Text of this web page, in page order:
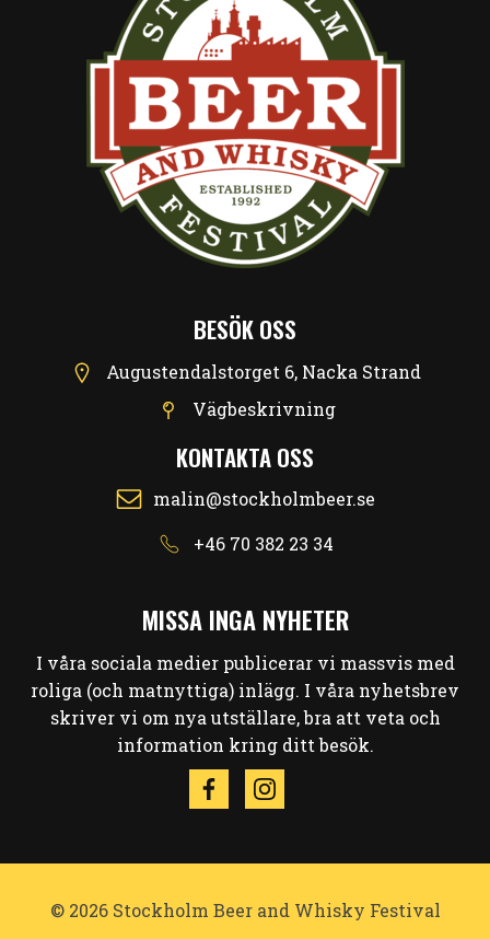
BESÖK OSS
Augustendalstorget 6, Nacka Strand
Vägbeskrivning
KONTAKTA OSS
malin@stockholmbeer.se
+46 70 382 23 34
MISSA INGA NYHETER
I våra sociala medier publicerar vi massvis med
roliga (och matnyttiga) inlägg. I våra nyhetsbrev
skriver vi om nya utställare, bra att veta och
information kring ditt besök.
© 2026 Stockholm Beer and Whisky Festival